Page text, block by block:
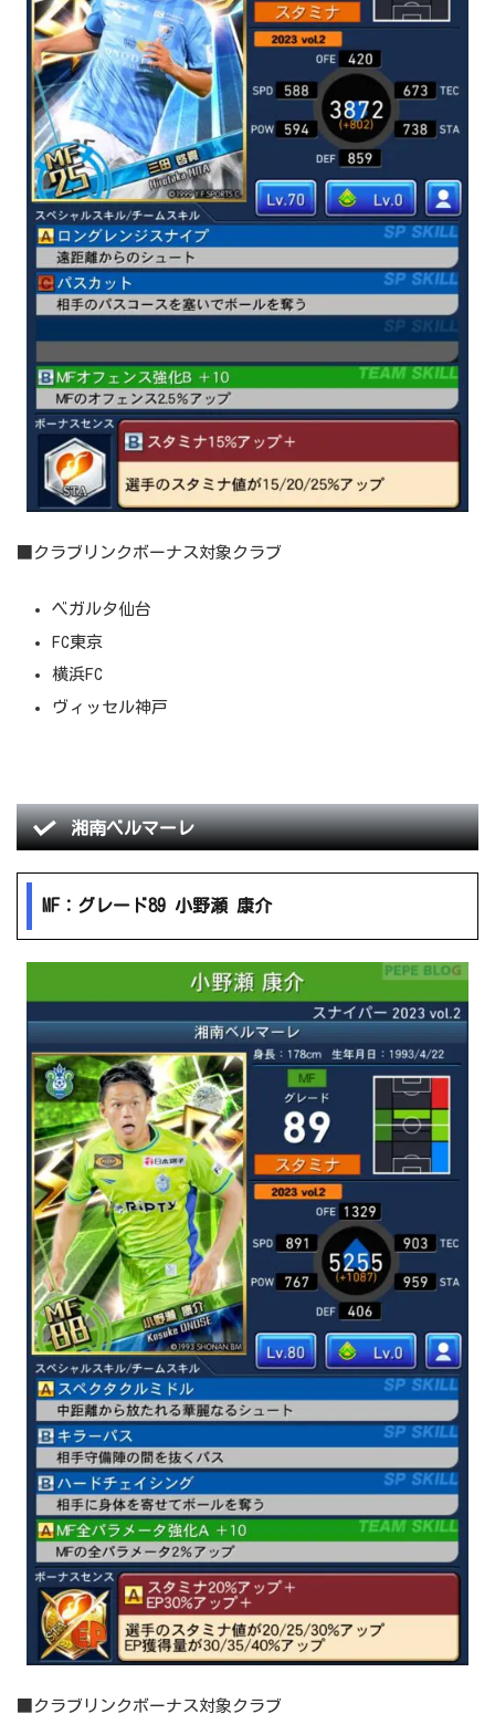
■クラブリンクボーナス対象クラブ
ベガルタ仙台
FC東京
横浜FC
ヴィッセル神戸
湘南ベルマーレ
MF：グレード89 小野瀬 康介
■クラブリンクボーナス対象クラブ